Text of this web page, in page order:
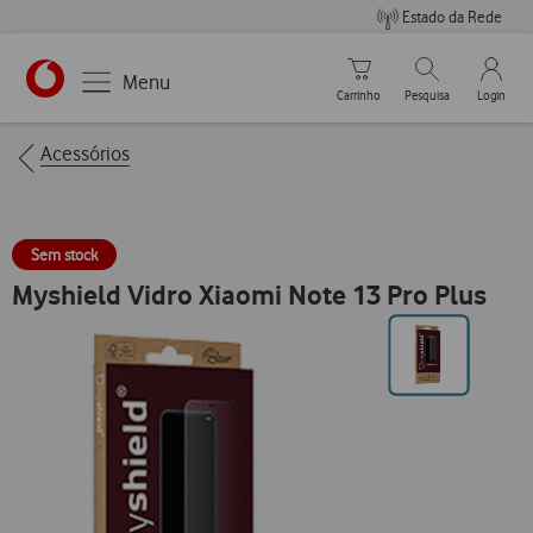
Estado da Rede
https://www.vodafone.pt
Menu
Carrinho de compras
Carrinho
Pesquisar
Pesquisa
My
Login
Breadcrumbs
Acessórios
Sem stock
Myshield Vidro Xiaomi Note 13 Pro Plus
Ir
para